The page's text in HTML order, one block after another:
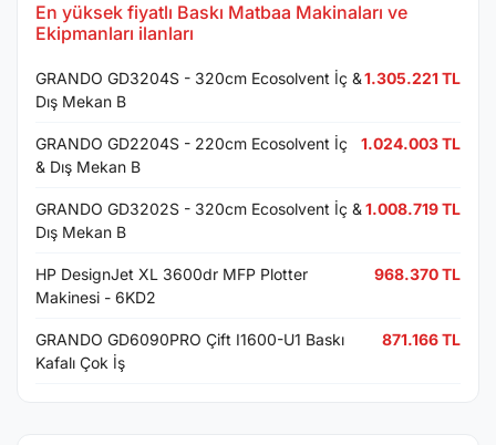
En yüksek fiyatlı Baskı Matbaa Makinaları ve
Ekipmanları ilanları
GRANDO GD3204S - 320cm Ecosolvent İç &
Dış Mekan B
1.305.221 TL
GRANDO GD2204S - 220cm Ecosolvent İç
& Dış Mekan B
1.024.003 TL
GRANDO GD3202S - 320cm Ecosolvent İç &
Dış Mekan B
1.008.719 TL
HP DesignJet XL 3600dr MFP Plotter
Makinesi - 6KD2
968.370 TL
GRANDO GD6090PRO Çift I1600-U1 Baskı
Kafalı Çok İş
871.166 TL